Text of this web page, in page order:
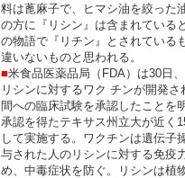
料は蓖麻子で、ヒマシ油を絞った
の方に『リシン』は含まれている
の物語で『リチン』とされている
違いないものと思われる。
■米食品医薬品局（FDA）は30日
リシンに対するワク チンが開発
間への臨床試験を承認したことを
承認を得たテキサス州立大が近く
して実施する。ワクチンは遺伝子
与された人のリシンに対する免疫
め、中毒症状を防ぐ。リシンは植